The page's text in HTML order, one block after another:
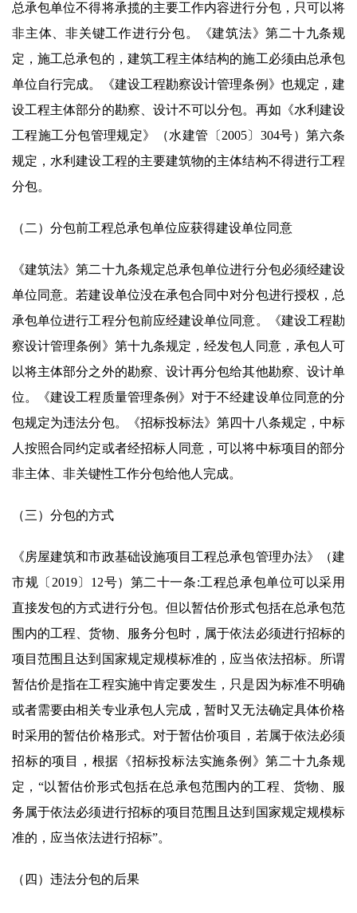
总承包单位不得将承揽的主要工作内容进行分包，只可以将
非主体、非关键工作进行分包。《建筑法》第二十九条规
定，施工总承包的，建筑工程主体结构的施工必须由总承包
单位自行完成。《建设工程勘察设计管理条例》也规定，建
设工程主体部分的勘察、设计不可以分包。再如《水利建设
工程施工分包管理规定》（水建管〔2005〕304号）第六条
规定，水利建设工程的主要建筑物的主体结构不得进行工程
分包。
（二）分包前工程总承包单位应获得建设单位同意
《建筑法》第二十九条规定总承包单位进行分包必须经建设
单位同意。若建设单位没在承包合同中对分包进行授权，总
承包单位进行工程分包前应经建设单位同意。《建设工程勘
察设计管理条例》第十九条规定，经发包人同意，承包人可
以将主体部分之外的勘察、设计再分包给其他勘察、设计单
位。《建设工程质量管理条例》对于不经建设单位同意的分
包规定为违法分包。《招标投标法》第四十八条规定，中标
人按照合同约定或者经招标人同意，可以将中标项目的部分
非主体、非关键性工作分包给他人完成。
（三）分包的方式
《房屋建筑和市政基础设施项目工程总承包管理办法》（建
市规〔2019〕12号）第二十一条:工程总承包单位可以采用
直接发包的方式进行分包。但以暂估价形式包括在总承包范
围内的工程、货物、服务分包时，属于依法必须进行招标的
项目范围且达到国家规定规模标准的，应当依法招标。所谓
暂估价是指在工程实施中肯定要发生，只是因为标准不明确
或者需要由相关专业承包人完成，暂时又无法确定具体价格
时采用的暂估价格形式。对于暂估价项目，若属于依法必须
招标的项目，根据《招标投标法实施条例》第二十九条规
定，“以暂估价形式包括在总承包范围内的工程、货物、服
务属于依法必须进行招标的项目范围且达到国家规定规模标
准的，应当依法进行招标”。
（四）违法分包的后果